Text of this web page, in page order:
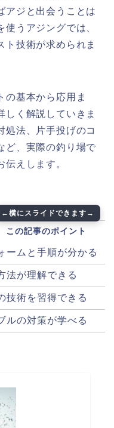
アジと出会うことは
うアジングでは、
ト技術が求められま
の基本から応用ま
しく解説していきま
処法、片手投げのコ
ど、実際の釣り場で
えします。
この記事のポイント
ームと手順が分かる
法が理解できる
技術を習得できる
ルの対策が学べる